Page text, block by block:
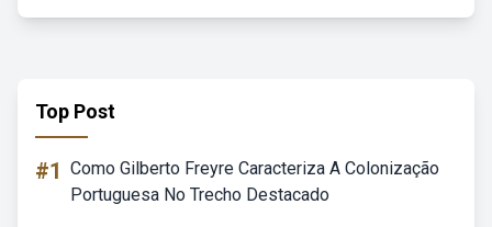
Top Post
#1 Como Gilberto Freyre Caracteriza A Colonização
Portuguesa No Trecho Destacado